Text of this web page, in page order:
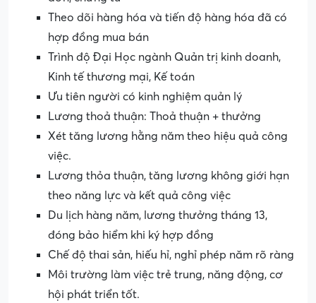
Theo dõi hàng hóa và tiến độ hàng hóa đã có
hợp đồng mua bán
Trình độ Đại Học ngành Quản trị kinh doanh,
Kinh tế thương mại, Kế toán
Ưu tiên người có kinh nghiệm quản lý
Lương thoả thuận: Thoả thuận + thưởng
Xét tăng lương hằng năm theo hiệu quả công
việc.
Lương thỏa thuận, tăng lương không giới hạn
theo năng lực và kết quả công việc
Du lịch hàng năm, lương thưởng tháng 13,
đóng bảo hiểm khi ký hợp đồng
Chế độ thai sản, hiếu hỉ, nghỉ phép năm rõ ràng
Môi trường làm việc trẻ trung, năng động, cơ
hội phát triển tốt.